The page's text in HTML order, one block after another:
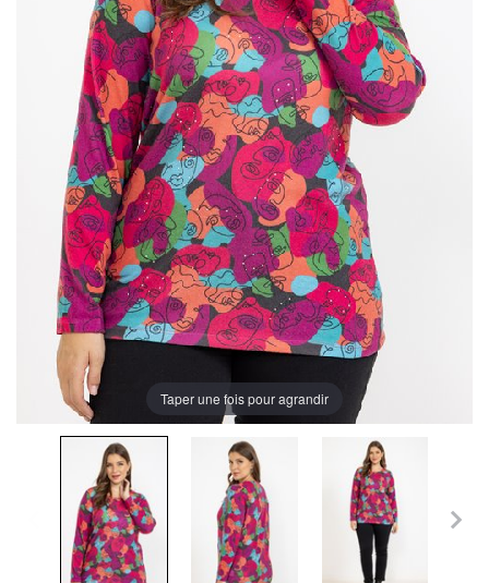
Taper une fois pour agrandir